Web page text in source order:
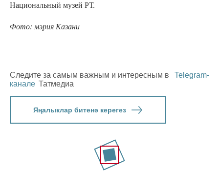
Национальный музей РТ.
Фото: мэрия Казани
Следите за самым важным и интересным в
Telegram-
канале Татмедиа
Яңалыклар битенә керегез